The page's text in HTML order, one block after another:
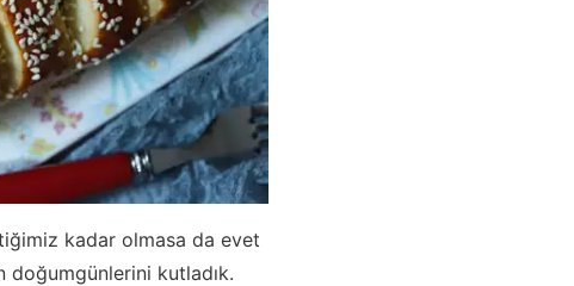
kadar olmasa da evet
doğumgünlerini kutladık.